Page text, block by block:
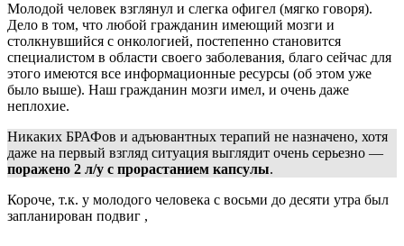
Молодой человек взглянул и слегка офигел (мягко говоря).
Дело в том, что любой гражданин имеющий мозги и
столкнувшийся с онкологией, постепенно становится
специалистом в области своего заболевания, благо сейчас для
этого имеются все информационные ресурсы (об этом уже
было выше). Наш гражданин мозги имел, и очень даже
неплохие.
Никаких БРАФов и адъювантных терапий не назначено, хотя
даже на первый взгляд ситуация выглядит очень серьезно —
поражено 2 л/у с прорастанием капсулы.
Короче, т.к. у молодого человека с восьми до десяти утра был
запланирован подвиг ,